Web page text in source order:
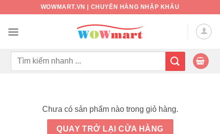
nội
WOWMART.VN | CHUYÊN HÀNG NHẬP KHẨU
Tìm
Chưa có sản phẩm nào trong giỏ hàng.
QUAY TRỞ LẠI CỬA HÀNG